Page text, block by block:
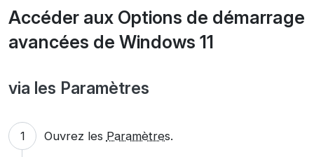
Accéder aux Options de démarrage
avancées de Windows 11
via les Paramètres
Ouvrez les Paramètres.